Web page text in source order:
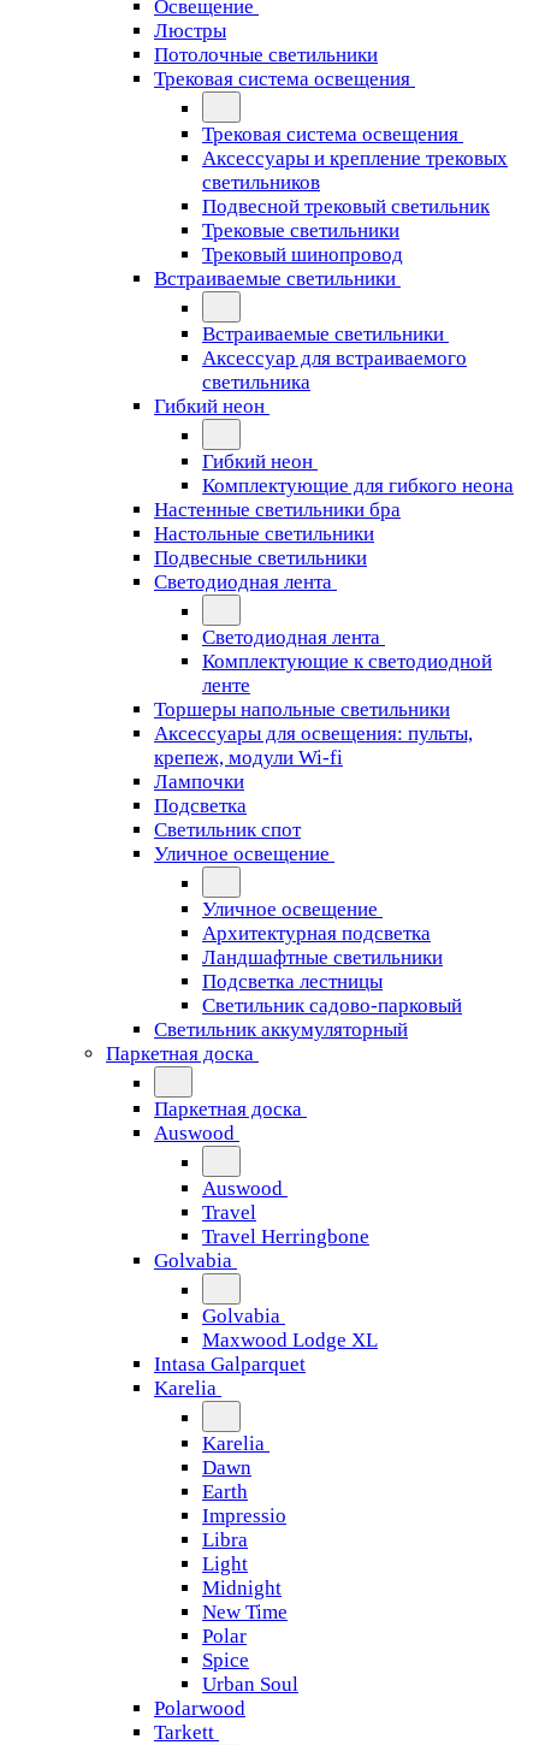
Освещение
Люстры
Потолочные светильники
Трековая система освещения
Трековая система освещения
Аксессуары и крепление трековых
светильников
Подвесной трековый светильник
Трековые светильники
Трековый шинопровод
Встраиваемые светильники
Встраиваемые светильники
Аксессуар для встраиваемого
светильника
Гибкий неон
Гибкий неон
Комплектующие для гибкого неона
Настенные светильники бра
Настольные светильники
Подвесные светильники
Светодиодная лента
Светодиодная лента
Комплектующие к светодиодной
ленте
Торшеры напольные светильники
Аксессуары для освещения: пульты,
крепеж, модули Wi-fi
Лампочки
Подсветка
Светильник спот
Уличное освещение
Уличное освещение
Архитектурная подсветка
Ландшафтные светильники
Подсветка лестницы
Светильник садово-парковый
Светильник аккумуляторный
Паркетная доска
Паркетная доска
Auswood
Auswood
Travel
Travel Herringbone
Golvabia
Golvabia
Maxwood Lodge XL
Intasa Galparquet
Karelia
Karelia
Dawn
Earth
Impressio
Libra
Light
Midnight
New Time
Polar
Spice
Urban Soul
Polarwood
Tarkett